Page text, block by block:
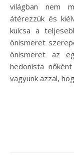
világban nem
átérezzük és
kulcsa a
önismeret
önismeret az
hedonista
vagyunk azzal,